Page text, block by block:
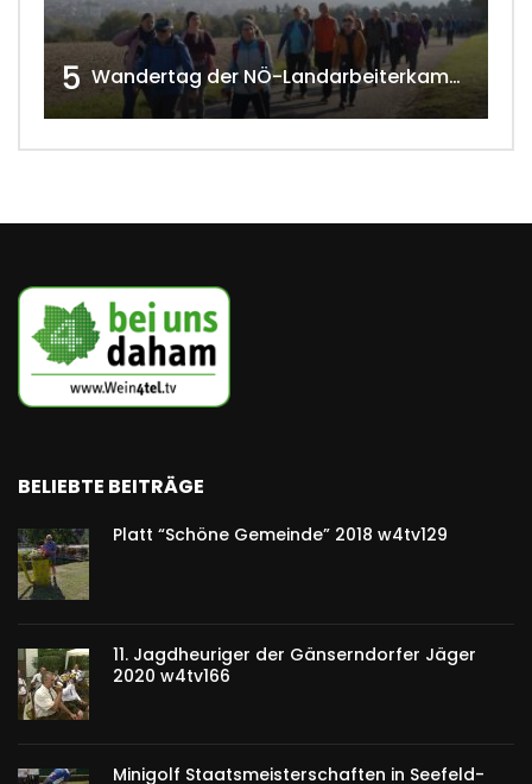
5 Wandertag der NÖ-Landarbeiterkammer in Hollabrunn 2024
BELIEBTE BEITRÄGE
Platt “Schöne Gemeinde” 2018 w4tv129
11. Jagdheuriger der Gänserndorfer Jäger
2020 w4tv166
Minigolf Staatsmeisterschaften in Seefeld-